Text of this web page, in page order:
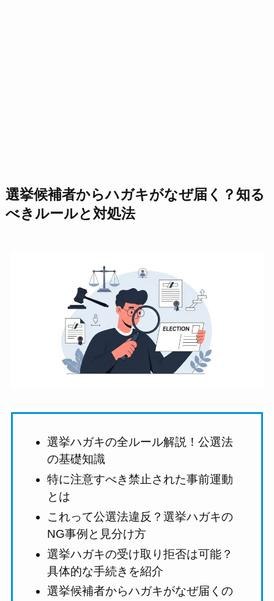
選挙候補者からハガキがなぜ届く？知る
べきルールと対処法
選挙ハガキの全ルール解説！公選法
の基礎知識
特に注意すべき禁止された事前運動
とは
これって公選法違反？選挙ハガキの
NG事例と見分け方
選挙ハガキの受け取り拒否は可能？
具体的な手続きを紹介
選挙候補者からハガキがなぜ届くの